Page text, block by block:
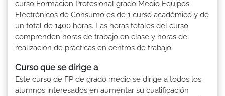
curso Formacion Profesional grado Medio Equipos
Electrónicos de Consumo es de 1 curso académico y de
un total de 1400 horas. Las horas totales del curso
comprenden horas de trabajo en clase y horas de
realización de prácticas en centros de trabajo.
Curso que se dirige a
Este curso de FP de grado medio se dirige a todos los
alumnos interesados en aumentar su cualificación